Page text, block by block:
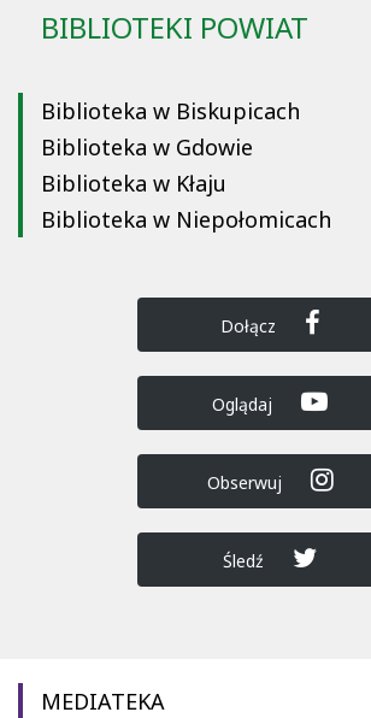
BIBLIOTEKI POWIAT
Biblioteka w Biskupicach
Biblioteka w Gdowie
Biblioteka w Kłaju
Biblioteka w Niepołomicach
Dołącz
Oglądaj
Obserwuj
Śledź
MEDIATEKA